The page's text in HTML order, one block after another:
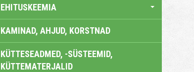
EHITUSKEEMIA
KAMINAD, AHJUD, KORSTNAD
KÜTTESEADMED, -SÜSTEEMID,
KÜTTEMATERJALID